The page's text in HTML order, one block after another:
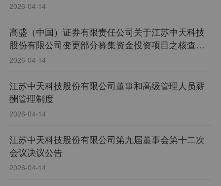
2026-04-14
高盛（中国）证券有限责任公司关于江苏中天科技
股份有限公司变更部分募集资金投资项目之核查意
见
2026-04-14
江苏中天科技股份有限公司董事和高级管理人员薪
酬管理制度
2026-04-14
江苏中天科技股份有限公司第九届董事会第十二次
会议决议公告
2026-04-14